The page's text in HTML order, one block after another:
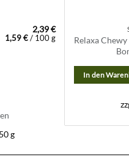
2,39€
1,59€/ 100g
g
Relaxa
In den